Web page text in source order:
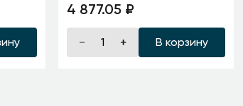
4 877.05 ₽
В корзину